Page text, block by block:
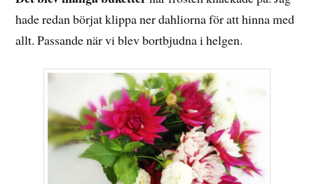
hade redan börjat klippa ner dahliorna för att hinna med
allt. Passande när vi blev bortbjudna i helgen.